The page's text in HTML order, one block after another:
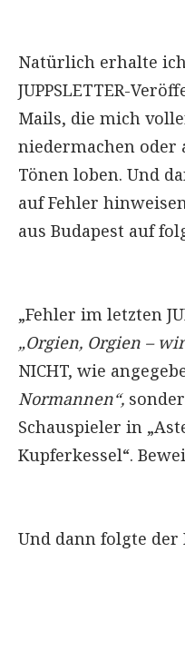
Natürlich erhalte
JUPPSLETTER-
Mails, die mich
niedermachen oder
Tönen loben. Und
auf Fehler
aus Budapest auf
„Fehler im letzten
„Orgien, Orgien –
NICHT, wie
Normannen“,
Schauspieler in
Kupferkessel“.
Und dann folgte der